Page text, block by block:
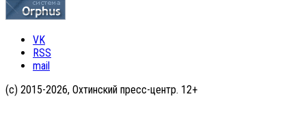
VK
RSS
mail
(с) 2015-2026, Охтинский пресс-центр. 12+